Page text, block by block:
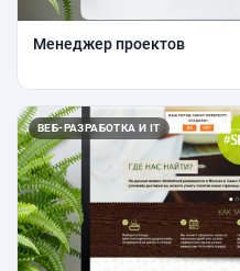
Менеджер проектов
ВЕБ-РАЗРАБОТКА И IT